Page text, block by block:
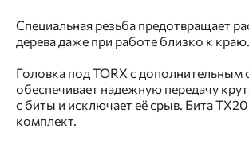
Специальная резьба предотвращает
дерева даже при работе близко к краю.
Головка под TORX с дополнительным
обеспечивает надежную передачу
с биты и исключает её срыв. Бита
комплект.